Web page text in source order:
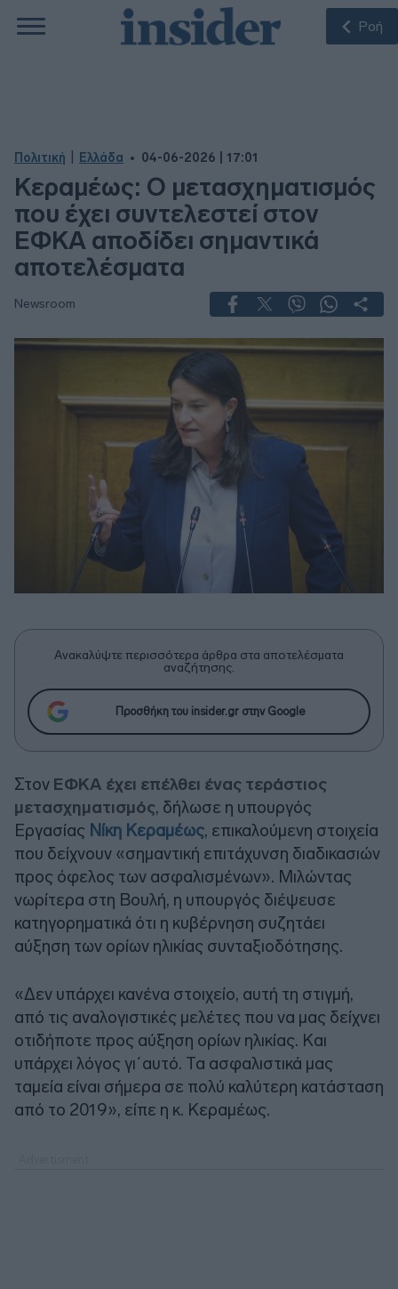
Ροή
Πολιτική Ελλάδα 04-06-2026 | 17:01
Κεραμέως: O μετασχηματισμός
που έχει συντελεστεί στον
ΕΦΚΑ αποδίδει σημαντικά
αποτελέσματα
Newsroom
Ανακαλύψτε περισσότερα άρθρα στα αποτελέσματα
αναζήτησης.
Προσθήκη του insider.gr στην Google
Στον ΕΦΚΑ έχει επέλθει ένας τεράστιος
μετασχηματισμός, δήλωσε η υπουργός
Εργασίας Νίκη Κεραμέως, επικαλούμενη στοιχεία
που δείχνουν «σημαντική επιτάχυνση διαδικασιών
προς όφελος των ασφαλισμένων». Μιλώντας
νωρίτερα στη Βουλή, η υπουργός διέψευσε
κατηγορηματικά ότι η κυβέρνηση συζητάει
αύξηση των ορίων ηλικίας συνταξιοδότησης.
«Δεν υπάρχει κανένα στοιχείο, αυτή τη στιγμή,
από τις αναλογιστικές μελέτες που να μας δείχνει
οτιδήποτε προς αύξηση ορίων ηλικίας. Και
υπάρχει λόγος γι΄αυτό. Τα ασφαλιστικά μας
ταμεία είναι σήμερα σε πολύ καλύτερη κατάσταση
από το 2019», είπε η κ. Κεραμέως.